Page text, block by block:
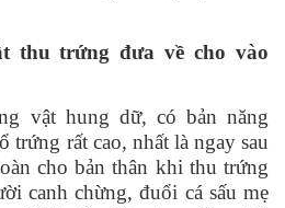
thu trứng đưa về cho vào
vật hung dữ, có bản năng
trứng rất cao, nhất là ngay sau
cho bản thân khi thu trứng
canh chừng, đuổi cá sấu mẹ